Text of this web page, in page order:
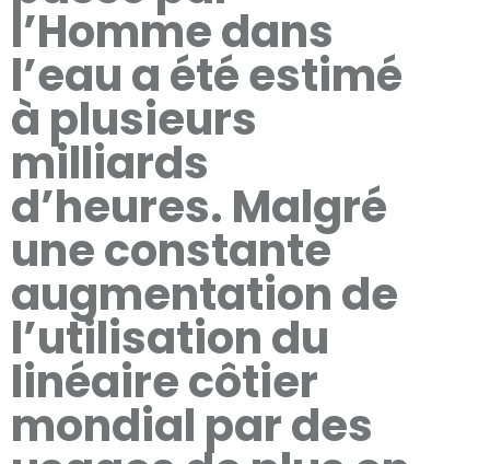
l’Homme dans
l’eau a été estimé
à plusieurs
milliards
d’heures. Malgré
une constante
augmentation de
l’utilisation du
linéaire côtier
mondial par des